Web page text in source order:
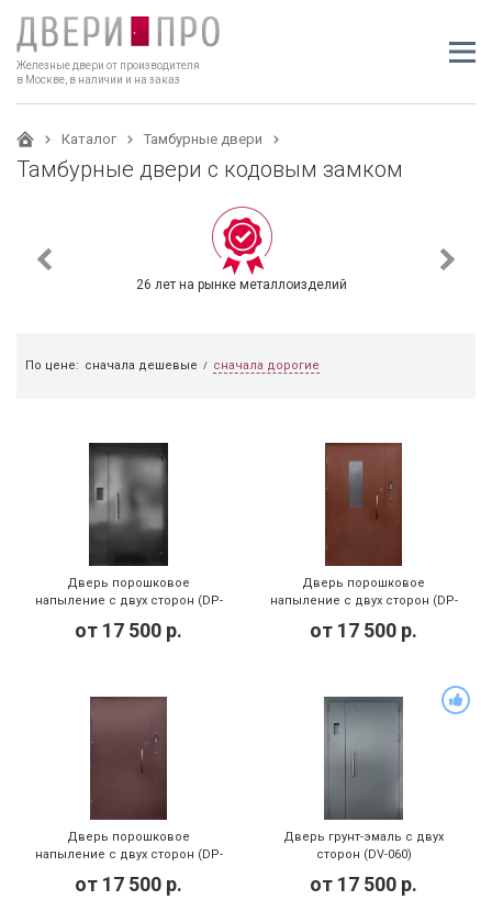
Железные двери от производителя
в Москве, в наличии и на заказ
Каталог Тамбурные двери
Тамбурные двери с кодовым замком
26 лет на рынке металлоизделий
По цене: сначала дешевые / сначала дорогие
Дверь порошковое
напыление с двух сторон (DP-
от 17 500 р.
Дверь порошковое
напыление с двух сторон (DP-
от 17 500 р.
Дверь порошковое
напыление с двух сторон (DP-
от 17 500 р.
Дверь грунт-эмаль с двух
сторон (DV-060)
от 17 500 р.